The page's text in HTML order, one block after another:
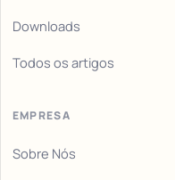
Downloads
Todos os artigos
EMPRESA
Sobre Nós